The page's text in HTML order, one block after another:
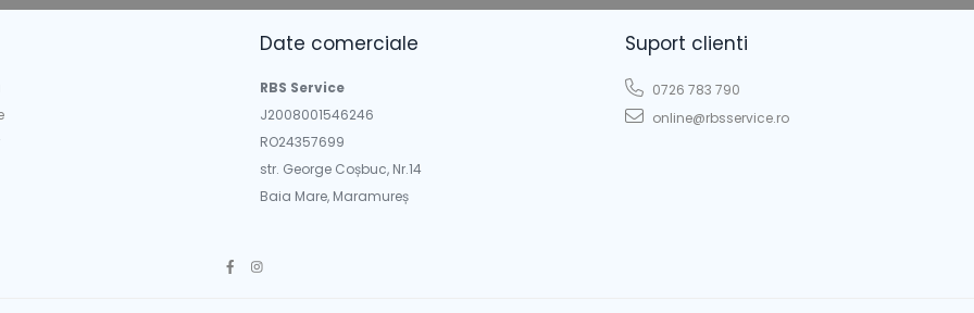
Date comerciale
RBS Service
J2008001546246
RO24357699
str. George Coșbuc, Nr.14
Baia Mare, Maramureș
Suport clienti
0726 783 790
online@rbsservice.ro